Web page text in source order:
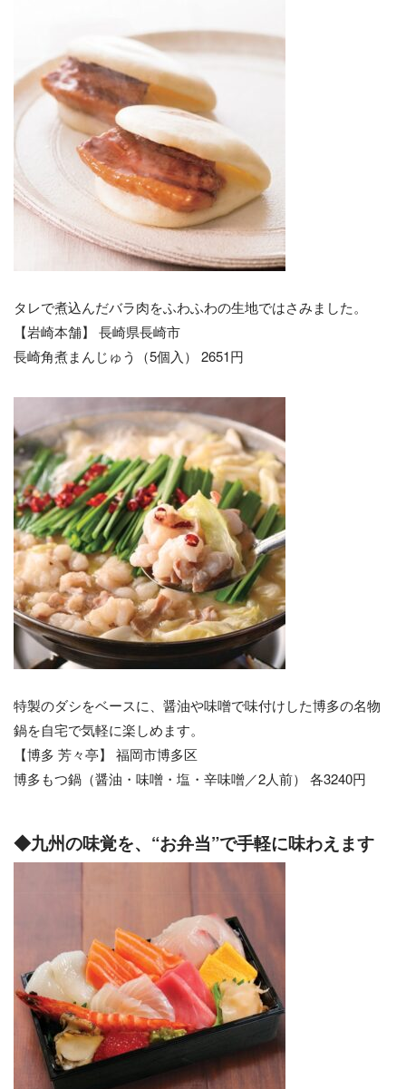
タレで煮込んだバラ肉をふわふわの生地ではさみました。
【岩崎本舗】 長崎県長崎市
長崎角煮まんじゅう（5個入） 2651円
特製のダシをベースに、醤油や味噌で味付けした博多の名物
鍋を自宅で気軽に楽しめます。
【博多 芳々亭】 福岡市博多区
博多もつ鍋（醤油・味噌・塩・辛味噌／2人前） 各3240円
◆九州の味覚を、“お弁当”で手軽に味わえます